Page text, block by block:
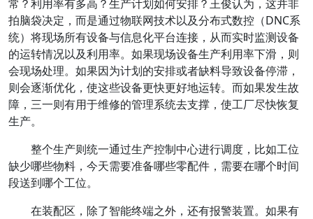
常？利用率有多高？生产计划如何安排？王俊认为，这并非
拍脑袋决定，而是通过物联网技术以及分布式数控（DNC系
统）将现场所有设备与信息化平台连接，从而实时监测设备
的运转情况以及利用率。如果现场设备生产利用率下滑，则
会现场处理。如果因为计划的安排或者缺料导致设备停滞，
则会逐渐优化，使这些设备更快更好地运转。而如果发生故
障，三一则有用于维修的管理系统去支撑，使工厂尽快恢复
生产。
整个生产则统一通过生产控制中心进行调度，比如工位
缺少哪些物料，今天需要准备哪些零配件，需要在哪个时间
段送到哪个工位。
在装配区，除了智能终端之外，还有报警装置。如果有